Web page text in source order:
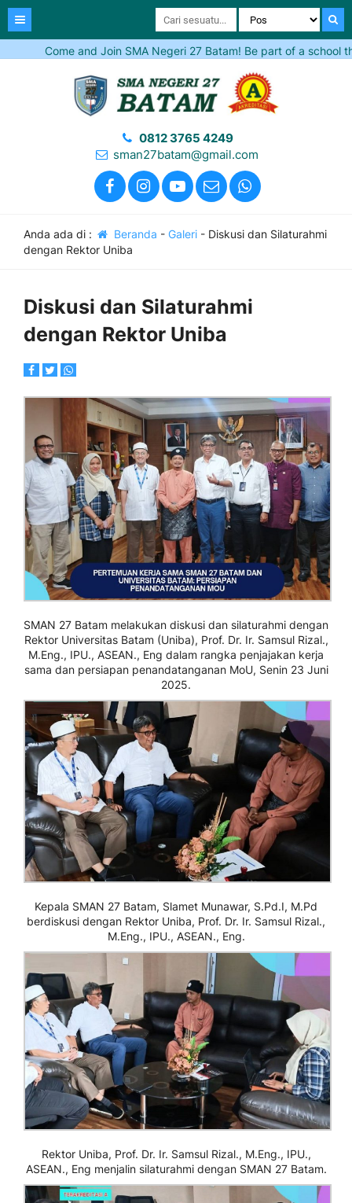
Come and Join SMA Negeri 27 Batam! Be part of a school
0812 3765 4249
sman27batam@gmail.com
Anda ada di : Beranda - Galeri- Diskusi dan Silaturahmi
dengan Rektor Uniba
Diskusi dan Silaturahmi
dengan Rektor Uniba
SMAN 27 Batam melakukan diskusi dan silaturahmi dengan
Rektor Universitas Batam (Uniba), Prof. Dr. Ir. Samsul Rizal.,
M.Eng., IPU., ASEAN., Eng dalam rangka penjajakan kerja
sama dan persiapan penandatanganan MoU, Senin 23 Juni
2025.
Kepala SMAN 27 Batam, Slamet Munawar, S.Pd.I, M.Pd
berdiskusi dengan Rektor Uniba, Prof. Dr. Ir. Samsul Rizal.,
M.Eng., IPU., ASEAN., Eng.
Rektor Uniba, Prof. Dr. Ir. Samsul Rizal., M.Eng., IPU.,
ASEAN., Eng menjalin silaturahmi dengan SMAN 27 Batam.